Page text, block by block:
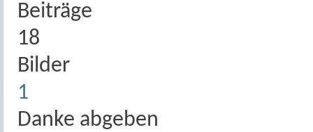
Beiträge
18
Bilder
1
Danke abgeben